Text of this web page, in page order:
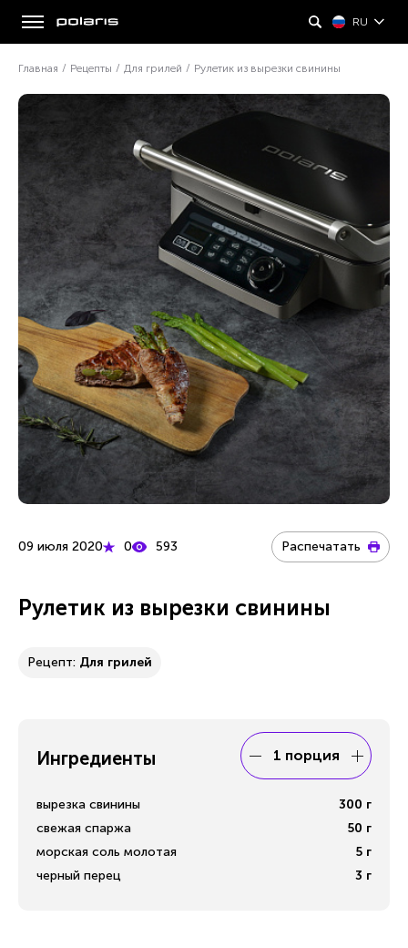
RU
Главная / Рецепты / Для грилей / Рулетик из вырезки свинины
09 июля 2020 0 593 Распечатать
Рулетик из вырезки свинины
Рецепт: Для грилей
Ингредиенты 1 порция
вырезка свинины 300 г
свежая спаржа
50 г
морская соль молотая
5 г
черный перец
3 г